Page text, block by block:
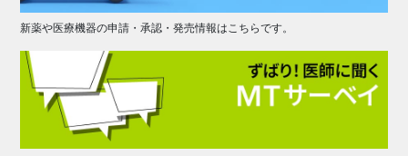
新薬や医療機器の申請・承認・発売情報はこちらです。